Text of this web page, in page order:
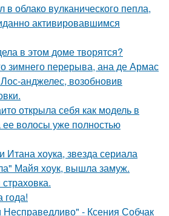
в облако вулканического пепла,
активировавшимся
в этом доме творятся?
зимнего перерыва, ана де Армас
анджелес, возобновив
открыла себя как модель в
ее волосы уже полностью
Итана хоука, звезда сериала
Майя хоук, вышла замуж.
года!
- Ксения Собчак